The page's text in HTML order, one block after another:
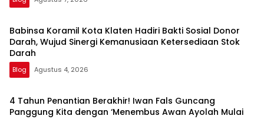
Babinsa Koramil Kota Klaten Hadiri Bakti Sosial Donor
Darah, Wujud Sinergi Kemanusiaan Ketersediaan Stok
Darah
Blog Agustus 4, 2026
4 Tahun Penantian Berakhir! Iwan Fals Guncang
Panggung Kita dengan ‘Menembus Awan Ayolah Mulai